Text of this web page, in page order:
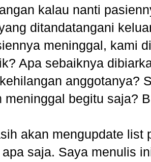
kalau nanti
ditandatangani
meninggal, kami
Apa sebaiknya
anggotanya?
meninggal begitu saja?
akan mengupdate list
saja. Saya menulis